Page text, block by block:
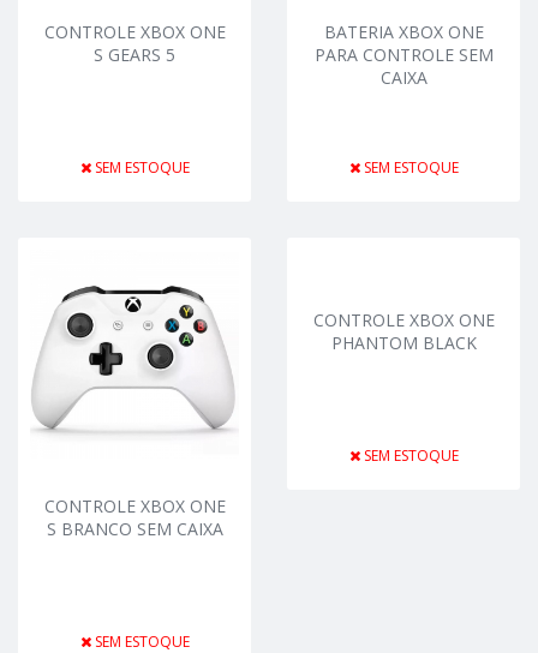
CONTROLE XBOX ONE
S GEARS 5
SEM ESTOQUE
BATERIA XBOX ONE
PARA CONTROLE SEM
CAIXA
SEM ESTOQUE
CONTROLE XBOX ONE
S BRANCO SEM CAIXA
SEM ESTOQUE
CONTROLE XBOX ONE
PHANTOM BLACK
SEM ESTOQUE